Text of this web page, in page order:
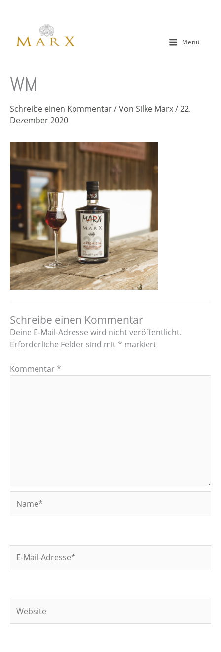
Menü
WM
Schreibe einen Kommentar/ Von Silke Marx/22.
Dezember 2020
Schreibe einen Kommentar
Deine E-Mail-Adresse wird nicht veröffentlicht.
Erforderliche Felder sind mit * markiert
Kommentar *
Mail-